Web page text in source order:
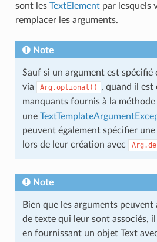
sont les TextElementpar lesquels
remplacer les arguments.
Note
Sauf si un argument est spécifié
via
Arg.optional()
, quand il est
manquants fournis à la méthode
une
peuvent également spécifier
lors de leur création avec
Note
Bien que les arguments
de texte qui leur sont associés,
en fournissant un objet Text